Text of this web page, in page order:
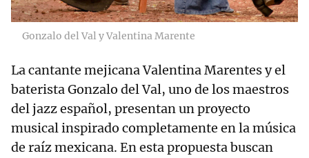
Gonzalo del Val y Valentina Marente
La cantante mejicana Valentina Marentes y el
baterista Gonzalo del Val, uno de los maestros
del jazz español, presentan un proyecto
musical inspirado completamente en la música
de raíz mexicana. En esta propuesta buscan